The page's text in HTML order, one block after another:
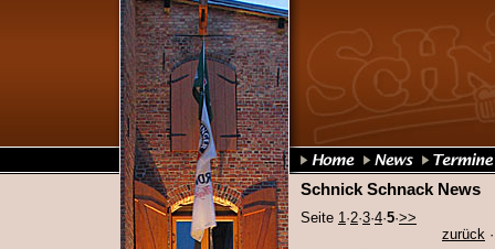
Schnick Schnack News
Seite 1·2·3·4·5·>>
zurück